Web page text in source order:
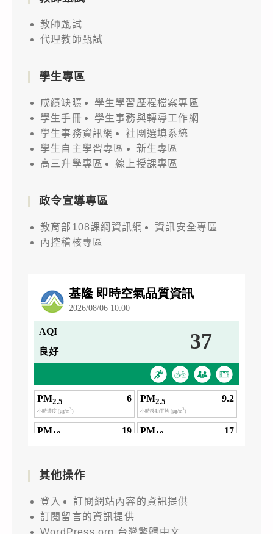
教師甄試
代理教師甄試
學生專區
成績缺曠
學生學習歷程檔案專區
學生手冊
學生事務與轉導工作網
學生事務資訊網
社團選填系統
學生自主學習專區
新生專區
高三升學專區
線上授課專區
政令宣導專區
教育部108課綱資訊網
資訊安全專區
內控稽核專區
其他操作
登入
訂閱網站內容的資訊提供
訂閱留言的資訊提供
WordPress.org 台灣繁體中文